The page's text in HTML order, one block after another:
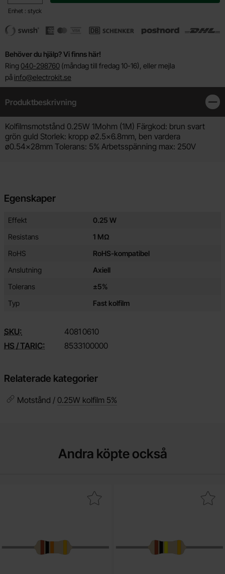
Enhet : styck
Behöver du hjälp? Vi finns här!
Ring 040-298760 (måndag till fredag 10-16), eller mejla
på info@electrokit.se
Produktbeskrivning
Produktbeskrivning
Kolfilmsmotstånd 0.25W 1Mohm (1M) Färgkod: brun svart
grön guld Storlek: kropp ø2.5x6.8mm, ben vardera
ø0.54x28mm Tolerans: 5% Arbetsspänning max: 250V
Egenskaper
Egenskaper/attribut för denna produkt
Attribut
Effekt
0.25 W
Resistans
1 MΩ
RoHS
RoHS-kompatibel
Anslutning
Axiell
Tolerans
±5%
Typ
Fast kolfilm
SKU: 4081 0610
HS / TARIC:
8533100000
Relaterade kategorier
Motstånd / 0.25W kolfilm 5%
Andra köpte också
motstånd kolfilm 0.25W 10kohm (10k) som favorit
Makera motstånd kolfilm 0.25W